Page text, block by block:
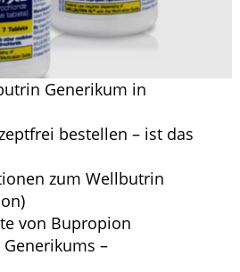
Generikum in
bestellen – ist das
zum Wellbutrin
von Bupropion
–